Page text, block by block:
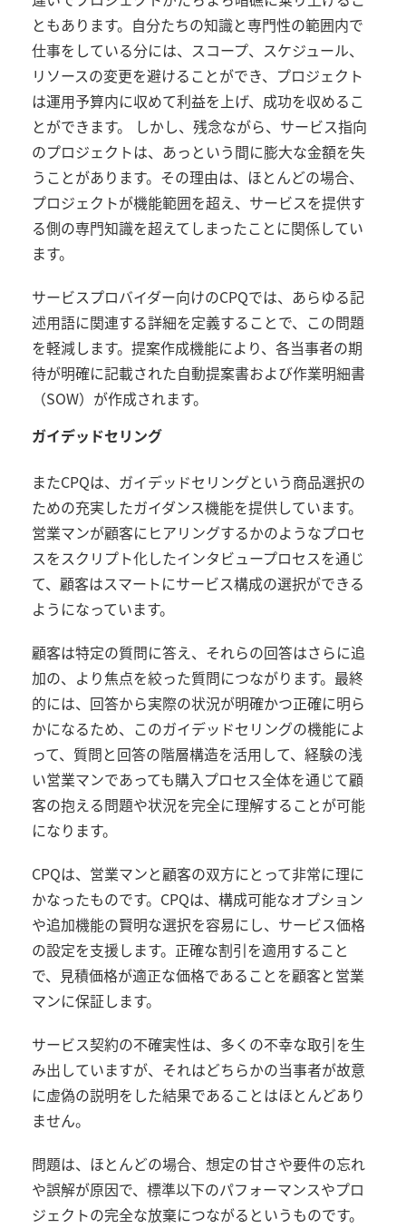
ともあります。自分たちの知識と専門性の範囲内で
仕事をしている分には、スコープ、スケジュール、
リソースの変更を避けることができ、プロジェクト
は運用予算内に収めて利益を上げ、成功を収めるこ
とができます。 しかし、残念ながら、サービス指向
のプロジェクトは、あっという間に膨大な金額を失
うことがあります。その理由は、ほとんどの場合、
プロジェクトが機能範囲を超え、サービスを提供す
る側の専門知識を超えてしまったことに関係してい
ます。
サービスプロバイダー向けのCPQでは、あらゆる記
述用語に関連する詳細を定義することで、この問題
を軽減します。提案作成機能により、各当事者の期
待が明確に記載された自動提案書および作業明細書
（SOW）が作成されます。
ガイデッドセリング
またCPQは、ガイデッドセリングという商品選択の
ための充実したガイダンス機能を提供しています。
営業マンが顧客にヒアリングするかのようなプロセ
スをスクリプト化したインタビュープロセスを通じ
て、顧客はスマートにサービス構成の選択ができる
ようになっています。
顧客は特定の質問に答え、それらの回答はさらに追
加の、より焦点を絞った質問につながります。最終
的には、回答から実際の状況が明確かつ正確に明ら
かになるため、このガイデッドセリングの機能によ
って、質問と回答の階層構造を活用して、経験の浅
い営業マンであっても購入プロセス全体を通じて顧
客の抱える問題や状況を完全に理解することが可能
になります。
CPQは、営業マンと顧客の双方にとって非常に理に
かなったものです。 CPQは、構成可能なオプション
や追加機能の賢明な選択を容易にし、サービス価格
の設定を支援します。正確な割引を適用すること
で、見積価格が適正な価格であることを顧客と営業
マンに保証します。
サービス契約の不確実性は、多くの不幸な取引を生
み出していますが、それはどちらかの当事者が故意
に虚偽の説明をした結果であることはほとんどあり
ません。
問題は、ほとんどの場合、想定の甘さや要件の忘れ
や誤解が原因で、標準以下のパフォーマンスやプロ
ジェクトの完全な放棄につながるというものです。